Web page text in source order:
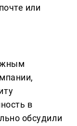
или
в
обсудили